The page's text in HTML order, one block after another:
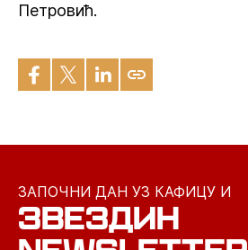
Петровић.
ЗАПОЧНИ ДАН УЗ КАФИЦУ И
ЗВЕЗДИН